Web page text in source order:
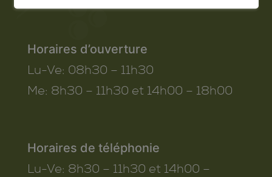
Horaires d’ouverture
Lu-Ve: 08h30 – 11h30
Me: 8h30 – 11h30 et 14h00 – 18h00
Horaires de téléphonie
Lu-Ve: 8h30 – 11h30 et 14h00 –